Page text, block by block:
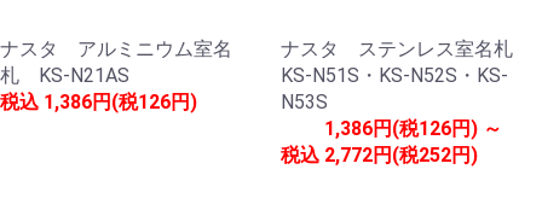
ナスタ アルミニウム室名
札 KS-N21AS
税込 1,386円(税126円)
ナスタ ステンレス室名札
KS-N51S・KS-N52S・KS-
N53S
税込
1,386円(税126円) ～
2,772円(税252円)